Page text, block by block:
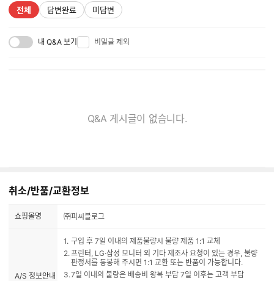
전체 답변완료 미답변
내 Q&A 보기 비밀글 제외
Q&A 게시글이 없습니다.
취소/반품/교환정보
쇼핑몰명 ㈜피씨블로그
A/S 정보안내
구입 후 7일 이내의 제품불량시 불량 제품 1:1 교체
프린터, LG·삼성 모니터 외 기타 제조사 요청이 있는 경우, 불량
판정서를 동봉해 주시면 1:1 교환 또는 반품이 가능합니다.
7일 이내의 불량은 배송비 왕복 부담 7일 이후는 고객 부담